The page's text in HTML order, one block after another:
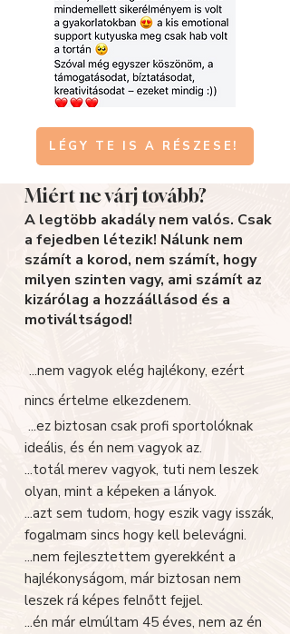
LÉGY TE IS A RÉSZESE!
Miért ne várj tovább?
A legtöbb akadály nem valós. Csak
a fejedben létezik! Nálunk nem
számít a korod, nem számít, hogy
milyen szinten vagy, ami számít az
kizárólag a hozzáállásod és a
motiváltságod!
...nem vagyok elég hajlékony, ezért
nincs értelme elkezdenem.
...ez biztosan csak profi sportolóknak
ideális, és én nem vagyok az.
...totál merev vagyok, tuti nem leszek
olyan, mint a képeken a lányok.
...azt sem tudom, hogy eszik vagy isszák,
fogalmam sincs hogy kell belevágni.
...nem fejlesztettem gyerekként a
hajlékonyságom, már biztosan nem
leszek rá képes felnőtt fejjel.
...én már elmúltam 45 éves, nem az én